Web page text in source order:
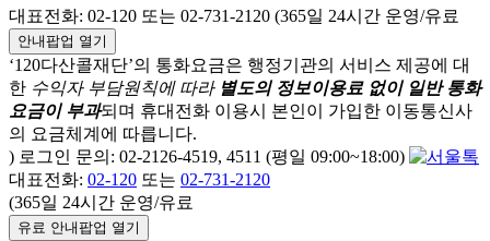
대표전화: 02-120 또는 02-731-2120 (365일 24시간 운영/유료
안내팝업 열기
‘120다산콜재단’의 통화요금은 행정기관의 서비스 제공에 대
한 수익자 부담원칙에 따라 별도의 정보이용료 없이 일반 통화
요금이 부과되며 휴대전화 이용시 본인이 가입한 이동통신사
의 요금체계에 따릅니다.
) 로그인 문의: 02-2126-4519, 4511 (평일 09:00~18:00)
대표전화: 02-120 또는 02-731-2120
(365일 24시간 운영/유료
유료 안내팝업 열기